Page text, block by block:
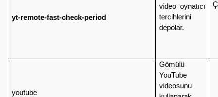
yt-remote-fast-check-period
video oynatıcı
tercihlerini
depolar.
youtube
Gömülü
YouTube
videosunu